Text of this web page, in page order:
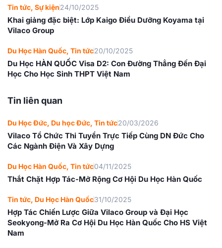
Tin tức, Sự kiện24/10/2025
Khai giảng đặc biệt: Lớp Kaigo Điều Dưỡng Koyama tại
Vilaco Group
Du Học Hàn Quốc, Tin tức20/10/2025
Du Học HÀN QUỐC Visa D2: Con Đường Thẳng Đến Đại
Học Cho Học Sinh THPT Việt Nam
Tin liên quan
Du Học Đức, Du học Đức, Tin tức20/03/2026
Vilaco Tổ Chức Thi Tuyển Trực Tiếp Cùng DN Đức Cho
Các Ngành Điện Và Xây Dựng
Du Học Hàn Quốc, Tin tức04/11/2025
Thắt Chặt Hợp Tác-Mở Rộng Cơ Hội Du Học Hàn Quốc
Tin tức, Du Học Hàn Quốc31/10/2025
Hợp Tác Chiến Lược Giữa Vilaco Group và Đại Học
Seokyong-Mở Ra Cơ Hội Du Học Hàn Quốc Cho HS Việt
Nam